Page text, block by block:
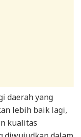
daerah yang
lebih baik lagi,
kualitas